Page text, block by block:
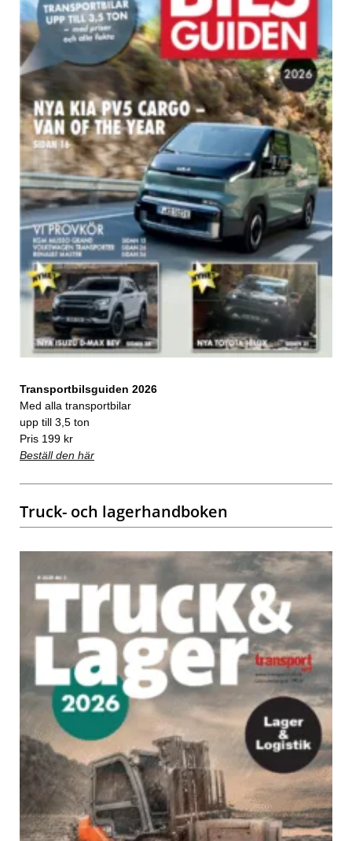
Transportbilsguiden 2026
Med alla transportbilar
upp till 3,5 ton
Pris 199 kr
Beställ den här
Truck- och lagerhandboken